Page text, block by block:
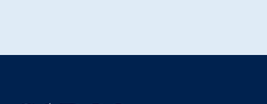
843,60 €